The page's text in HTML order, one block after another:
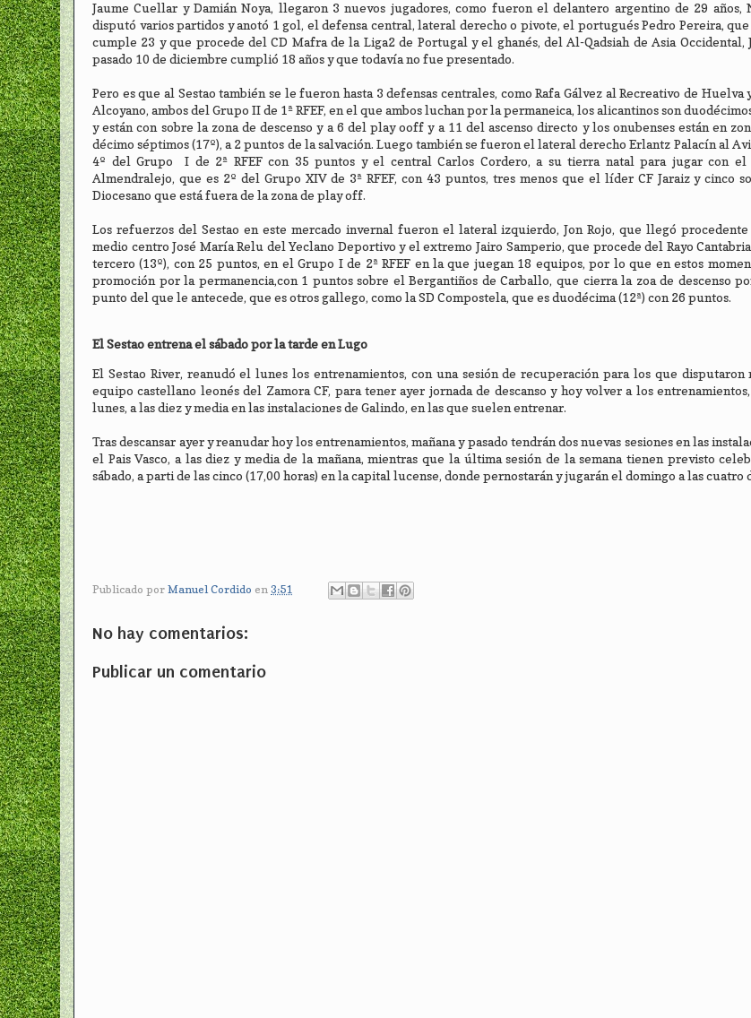
Jaume Cuellar y Damián Noya, llegaron 3 nuevos jugadores, como fueron el delantero argentino de 29 años,
disputó varios partidos y anotó 1 gol, el defensa central, lateral derecho o pivote, el portugués Pedro Pereira,
cumple 23 y que procede del CD Mafra de la Liga2 de Portugal y el ghanés, del Al-Qadsiah de Asia
pasado 10 de diciembre cumplió 18 años y que todavía no fue presentado.
Pero es que al Sestao también se le fueron hasta 3 defensas centrales, como Rafa Gálvez al Recreativo de Huelva
Alcoyano, ambos del Grupo II de 1ª RFEF, en el que ambos luchan por la permaneica, los alicantinos son
y están con sobre la zona de descenso y a 6 del play ooff y a 11 del ascenso directo y los onubenses están en
décimo séptimos (17º), a 2 puntos de la salvación. Luego también se fueron el lateral derecho Erlantz Palacín al
4º del Grupo I de 2ª RFEF con 35 puntos y el central Carlos Cordero, a su tierra natal para jugar con el
Almendralejo, que es 2º del Grupo XIV de 3ª RFEF, con 43 puntos, tres menos que el líder CF Jaraiz y cinco
Diocesano que está fuera de la zona de play off.
Los refuerzos del Sestao en este mercado invernal fueron el lateral izquierdo, Jon Rojo, que llegó
medio centro José María Relu del Yeclano Deportivo y el extremo Jairo Samperio, que procede del Rayo
tercero (13º), con 25 puntos, en el Grupo I de 2ª RFEF en la que juegan 18 equipos, por lo que en estos
promoción por la permanencia,con 1 puntos sobre el Bergantiños de Carballo, que cierra la zoa de descenso
punto del que le antecede, que es otros gallego, como la SD Compostela, que es duodécima (12ª) con 26 puntos.
El Sestao entrena el sábado por la tarde en Lugo
El Sestao River, reanudó el lunes los entrenamientos, con una sesión de recuperación para los que disputaron
equipo castellano leonés del Zamora CF, para tener ayer jornada de descanso y hoy volver a los
lunes, a las diez y media en las instalaciones de Galindo, en las que suelen entrenar.
Tras descansar ayer y reanudar hoy los entrenamientos, mañana y pasado tendrán dos nuevas sesiones en las
el Pais Vasco, a las diez y media de la mañana, mientras que la última sesión de la semana tienen previsto
sábado, a parti de las cinco (17,00 horas) en la capital lucense, donde pernostarán y jugarán el domingo a las cuatro
Publicado por Manuel Cordido en 3:51
No hay comentarios:
Publicar un comentario